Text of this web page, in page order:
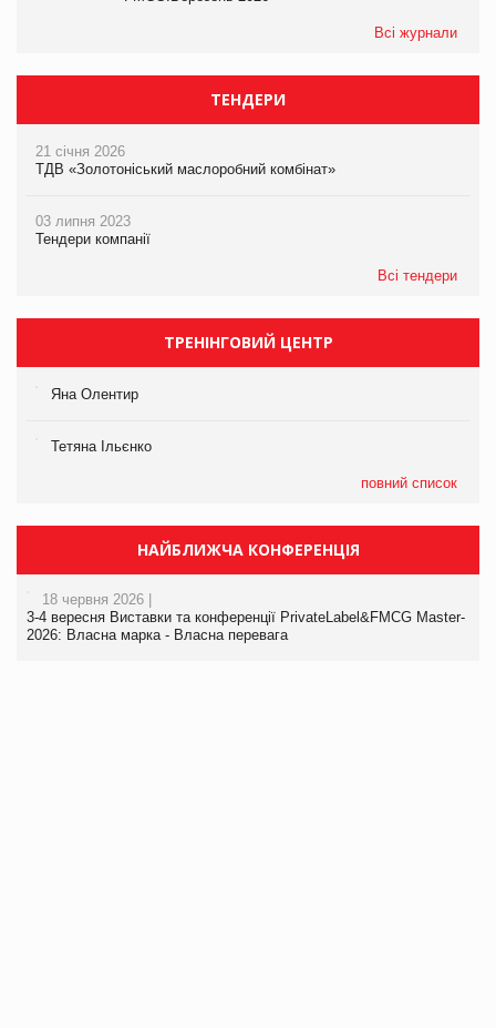
Всі журнали
ТЕНДЕРИ
21 січня 2026
ТДВ «Золотоніський маслоробний комбінат»
03 липня 2023
Тендери компанії
Всі тендери
ТРЕНІНГОВИЙ ЦЕНТР
Яна Олентир
Тетяна Ільєнко
повний список
НАЙБЛИЖЧА КОНФЕРЕНЦІЯ
18 червня 2026 |
3-4 вересня Виставки та конференції PrivateLabel&FMCG Master-
2026: Власна марка - Власна перевага